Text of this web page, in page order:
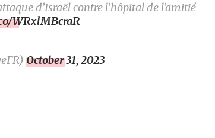
d’Israël contre l’hôpital de l’amitié
WRxlMBcraR
October 31, 2023